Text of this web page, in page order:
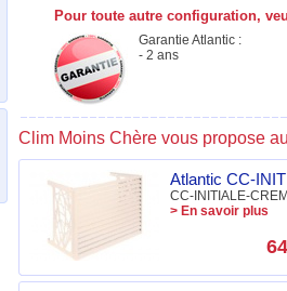
Pour toute autre configuration,
Garantie Atlantic :
- 2 ans
Clim Moins Chère vous propose
Atlantic CC-
CC-INITIALE-
> En savoir plus